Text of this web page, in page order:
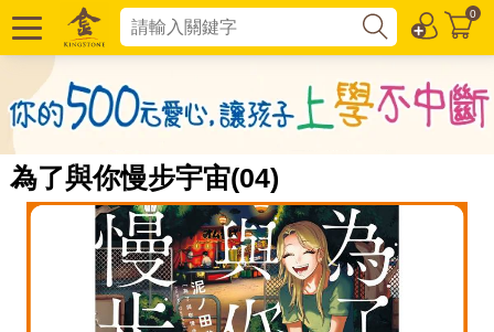
0
為了與你慢步宇宙(04)